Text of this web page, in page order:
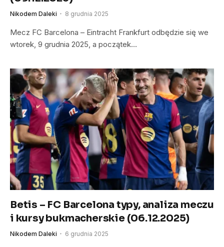
Nikodem Daleki 8 grudnia 2025
Mecz FC Barcelona – Eintracht Frankfurt odbędzie się we
wtorek, 9 grudnia 2025, a początek…
Betis – FC Barcelona typy, analiza meczu
i kursy bukmacherskie (06.12.2025)
Nikodem Daleki 6 grudnia 2025